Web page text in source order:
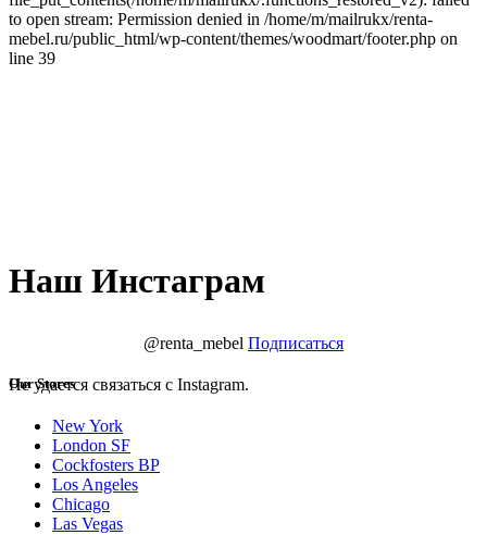
to open stream: Permission denied in /home/m/mailrukx/renta-
mebel.ru/public_html/wp-content/themes/woodmart/footer.php on
line 39
Наш Инстаграм
@renta_mebel Подписаться
Не удается связаться с Instagram.
Our Stores
New York
London SF
Cockfosters BP
Los Angeles
Chicago
Las Vegas